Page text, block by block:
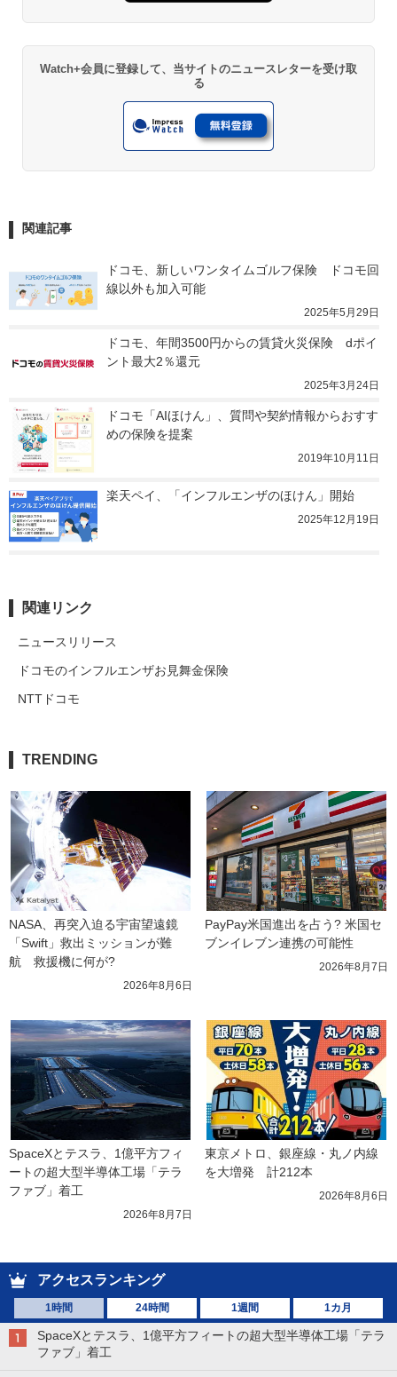
Watch+会員に登録して、当サイトのニュースレターを受け取
る
関連記事
ドコモ、新しいワンタイムゴルフ保険　ドコモ回
線以外も加入可能
2025年5月29日
ドコモ、年間3500円からの賃貸火災保険　dポイ
ント最大2％還元
2025年3月24日
ドコモ「AIほけん」、質問や契約情報からおすす
めの保険を提案
2019年10月11日
楽天ペイ、「インフルエンザのほけん」開始
2025年12月19日
関連リンク
ニュースリリース
ドコモのインフルエンザお見舞金保険
NTTドコモ
TRENDING
NASA、再突入迫る宇宙望遠鏡
「Swift」救出ミッションが難
航　救援機に何が?
2026年8月6日
PayPay米国進出を占う? 米国セ
ブンイレブン連携の可能性
2026年8月7日
SpaceXとテスラ、1億平方フィ
ートの超大型半導体工場「テラ
ファブ」着工
2026年8月7日
東京メトロ、銀座線・丸ノ内線
を大増発　計212本
2026年8月6日
アクセスランキング
1時間 24時間 1週間 1カ月
SpaceXとテスラ、1億平方フィートの超大型半導体工場「テラ
ファブ」着工